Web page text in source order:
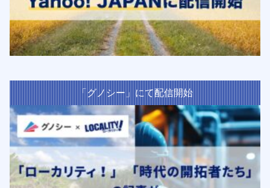
「グノシー」にて配信開始